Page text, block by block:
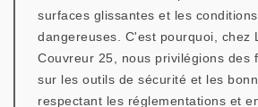
surfaces glissantes et les
dangereuses. C'est pourquoi, chez
Couvreur 25, nous privilégions des
sur les outils de sécurité et les
respectant les réglementations et